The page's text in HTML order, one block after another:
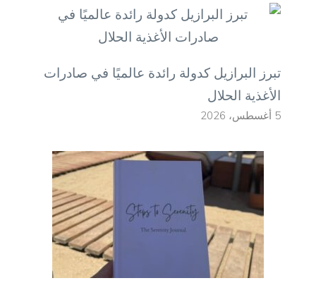
تبرز البرازيل كدولة رائدة عالميًا في صادرات
الأغذية الحلال
5 أغسطس، 2026